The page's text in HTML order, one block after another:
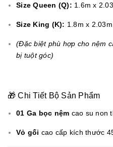
Size Queen (Q): 1.6m x
Size King (K): 1.8m x
(Đặc biệt phù hợp cho nệm
bị tuột góc)
🎁 Chi Tiết Bộ Sản Phẩm
01 Ga bọc nệm cao su non
Vỏ gối cao cấp kích thước